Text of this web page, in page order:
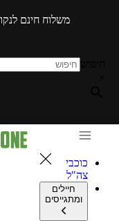
משלוח חינם
כוכבי
צה"ל
חיילים
ומתגייסים